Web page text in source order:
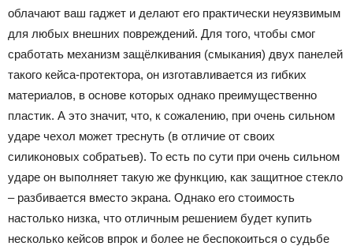
облачают ваш гаджет и делают его практически неуязвимым
для любых внешних повреждений. Для того, чтобы смог
сработать механизм защёлкивания (смыкания) двух панелей
такого кейса-протектора, он изготавливается из гибких
материалов, в основе которых однако преимущественно
пластик. А это значит, что, к сожалению, при очень сильном
ударе чехол может треснуть (в отличие от своих
силиконовых собратьев). То есть по сути при очень сильном
ударе он выполняет такую же функцию, как защитное стекло
– разбивается вместо экрана. Однако его стоимость
настолько низка, что отличным решением будет купить
несколько кейсов впрок и более не беспокоиться о судьбе